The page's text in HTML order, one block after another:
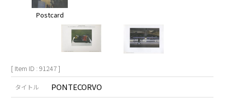
Postcard
[ Item ID : 91247 ]
タイトル PONTECORVO